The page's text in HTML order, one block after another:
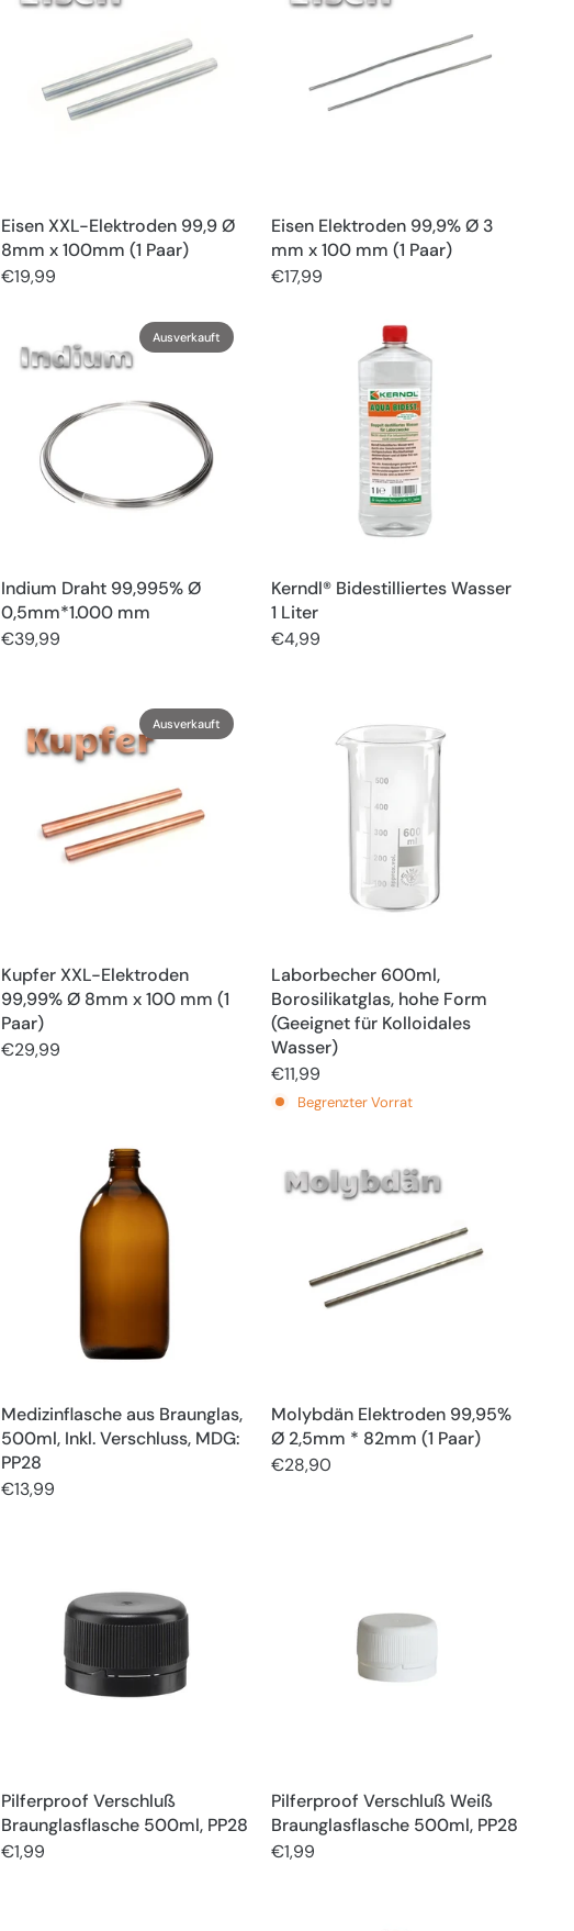
Eisen XXL-Elektroden 99,9 Ø
8mm x 100mm (1 Paar)
€19,99
Eisen Elektroden 99,9% Ø 3
mm x 100 mm (1 Paar)
€17,99
Ausverkauft
Indium Draht 99,995% Ø
0,5mm*1.000 mm
€39,99
Kerndl® Bidestilliertes Wasser
1 Liter
€4,99
Ausverkauft
Kupfer XXL-Elektroden
99,99% Ø 8mm x 100 mm (1
Paar)
€29,99
Laborbecher 600ml,
Borosilikatglas, hohe Form
(Geeignet für Kolloidales
Wasser)
€11,99
Begrenzter Vorrat
Medizinflasche aus Braunglas,
500ml, Inkl. Verschluss, MDG:
PP28
€13,99
Molybdän Elektroden 99,95%
Ø 2,5mm * 82mm (1 Paar)
€28,90
Pilferproof Verschluß
Braunglasflasche 500ml, PP28
€1,99
Pilferproof Verschluß Weiß
Braunglasflasche 500ml, PP28
€1,99